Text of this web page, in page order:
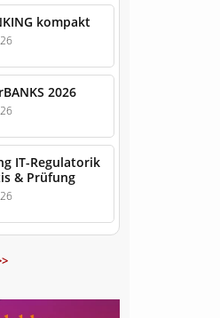
kompakt
2026
IT-Regulatorik
& Prüfung